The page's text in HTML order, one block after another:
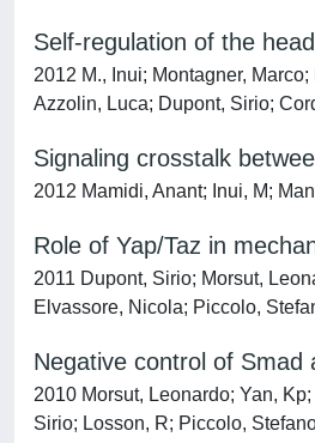
Self-regulation of the
2012 M., Inui; Montagner,
Azzolin, Luca; Dupont, Sirio;
Signaling crosstalk
2012 Mamidi, Anant; Inui, M;
Role of Yap/Taz in
2011 Dupont, Sirio; Morsut,
Elvassore, Nicola; Piccolo,
Negative control of
2010 Morsut, Leonardo; Yan,
Sirio; Losson, R; Piccolo,